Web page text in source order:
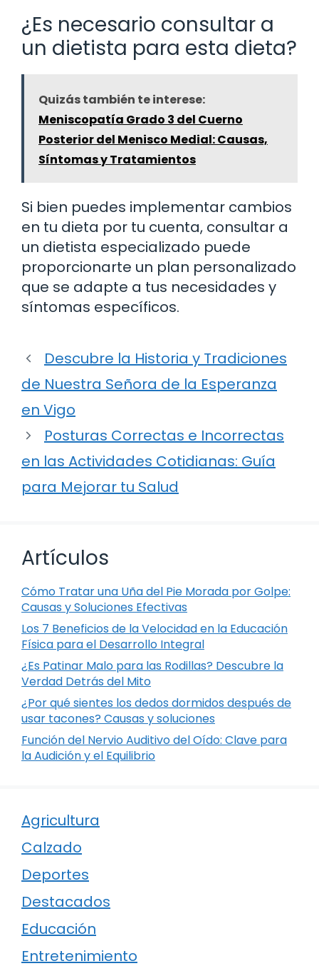
¿Es necesario consultar a
un dietista para esta dieta?
Quizás también te interese:
Meniscopatía Grado 3 del Cuerno
Posterior del Menisco Medial: Causas,
Síntomas y Tratamientos
Si bien puedes implementar cambios
en tu dieta por tu cuenta, consultar a
un dietista especializado puede
proporcionarte un plan personalizado
que se adapte a tus necesidades y
síntomas específicos.
Descubre la Historia y Tradiciones
de Nuestra Señora de la Esperanza
en Vigo
Posturas Correctas e Incorrectas
en las Actividades Cotidianas: Guía
para Mejorar tu Salud
Artículos
Cómo Tratar una Uña del Pie Morada por Golpe:
Causas y Soluciones Efectivas
Los 7 Beneficios de la Velocidad en la Educación
Física para el Desarrollo Integral
¿Es Patinar Malo para las Rodillas? Descubre la
Verdad Detrás del Mito
¿Por qué sientes los dedos dormidos después de
usar tacones? Causas y soluciones
Función del Nervio Auditivo del Oído: Clave para
la Audición y el Equilibrio
Agricultura
Calzado
Deportes
Destacados
Educación
Entretenimiento